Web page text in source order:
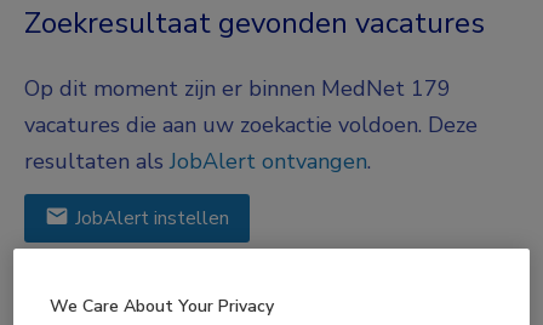
Zoekresultaat gevonden vacatures
Op dit moment zijn er binnen MedNet 179
vacatures die aan uw zoekactie voldoen. Deze
resultaten alsJobAlert ontvangen.
JobAlert instellen
We hebben 179 vacatures voor je gevonden
We Care About Your Privacy